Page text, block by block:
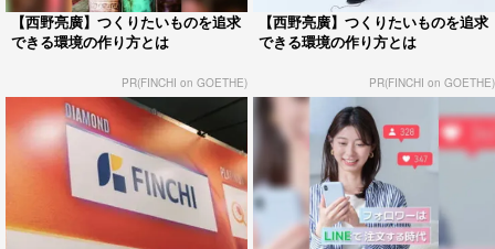
【西野亮廣】つくりたいものを追求
できる環境の作り方とは
PR(FINCHI on GOETHE)
【西野亮廣】つくりたいものを追求
できる環境の作り方とは
PR(FINCHI on GOETHE)